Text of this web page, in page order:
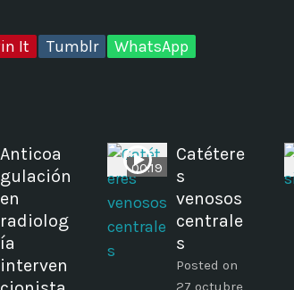
It Tumblr WhatsApp
Anticoa
gulación
en
radiolog
ía
interven
00:19
Catétere
s
venosos
centrale
s
Posted on
27 octubre,